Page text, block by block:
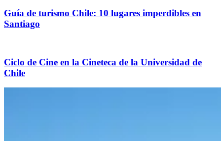
Guía de turismo Chile: 10 lugares imperdibles en
Santiago
Ciclo de Cine en la Cineteca de la Universidad de
Chile